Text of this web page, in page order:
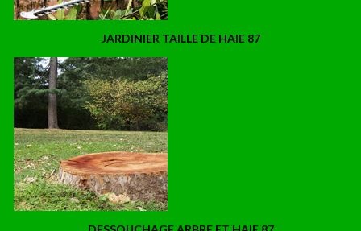
JARDINIER TAILLE DE HAIE 87